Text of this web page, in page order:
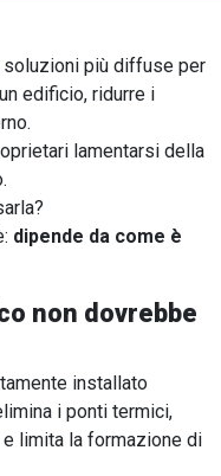
soluzioni più diffuse per
edificio, ridurre i
lamentarsi della
dipende da come è
non dovrebbe
installato
i ponti termici,
limita la formazione di